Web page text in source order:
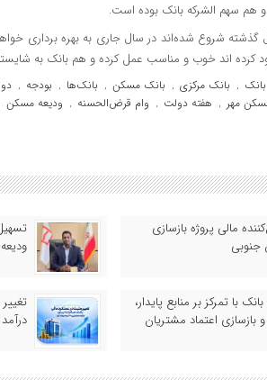
هم سهم الشرکه بانک بوده است.
گذشته شروع شده‌اند در سال جاری به بهره برداری
اند خوب و مناسب عمل کرده و هم بانک به
بانک , بانک مرکزی , بانک مسکن , بانک‌ها , بودجه ,
مهر , هفته دولت , وام قرض‌الحسنه , ودیعه مسکن
مالی پروژه بازسازی
با تمرکز بر منابع پایدار،
بازسازی اعتماد مشتریان
درآمد